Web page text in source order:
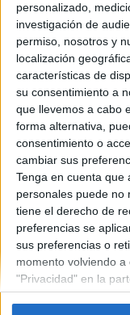
personalizado,
investigación de
permiso, nosotros y
localización
características de
su consentimiento a
que llevemos a cabo
forma alternativa,
consentimiento o
cambiar sus
Tenga en cuenta que
personales puede no
tiene el derecho de
preferencias se
sus preferencias o
momento volviendo
"Privacidad" en la
Contáctanos
Diego de
Phone:+34 91 593
Email: info@forofp.es
Información
Aviso legal
Política de privacidad
Condiciones generales
Política de cookies